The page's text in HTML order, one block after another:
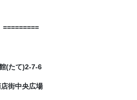
=========
(たて)2-7-6
街中央広場